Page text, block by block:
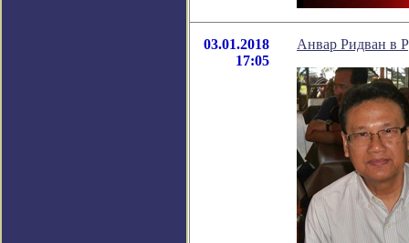
03.01.2018
17:05
Анвар Ридван в